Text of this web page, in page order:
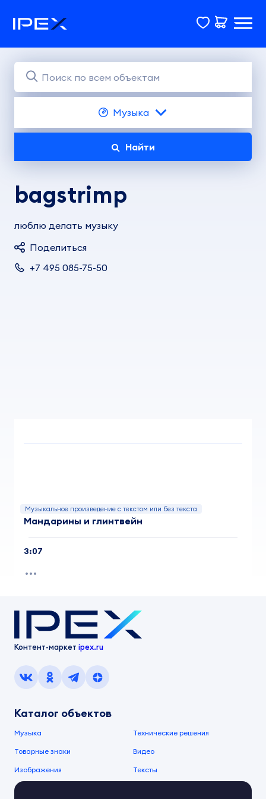
Музыка
Найти
bagstrimp
люблю делать музыку
Поделиться
+7 495 085-75-50
Музыкальное произведение с текстом или без текста
Мандарины и глинтвейн
3:07
Контент-маркет ipex.ru
Каталог объектов
Музыка Технические решения
Товарные знаки Видео
Изображения Тексты
О компании